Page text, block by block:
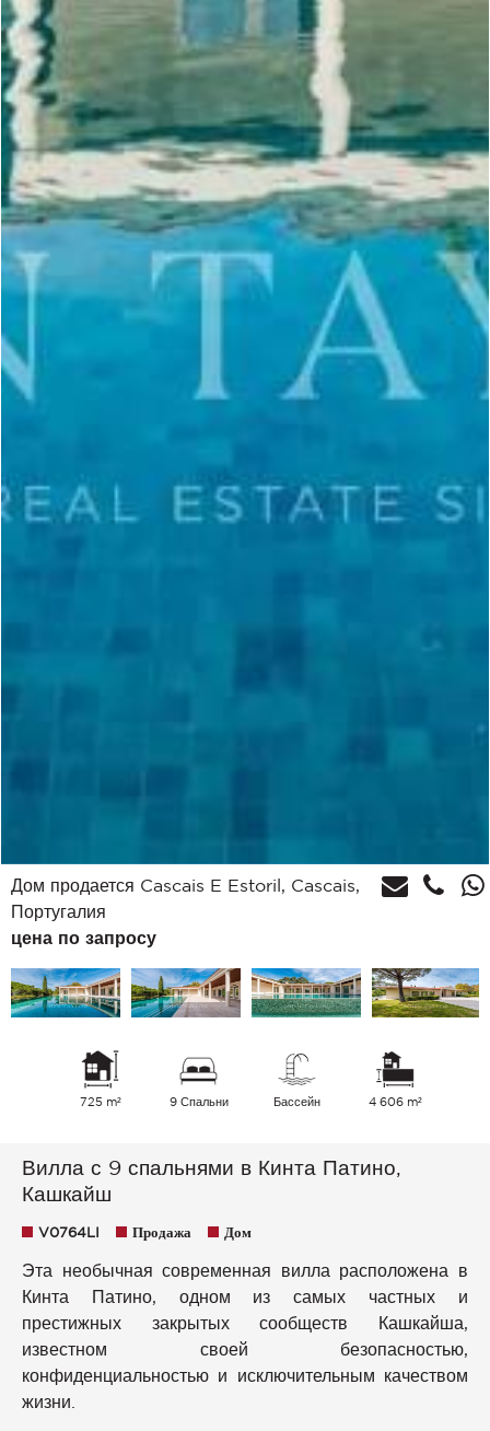
Дом продается Cascais E Estoril, Cascais,
Португалия
цена по запросу
725 m² 9 Спальни Бассейн 4 606 m²
Вилла с 9 спальнями в Кинта Патино,
Кашкайш
V0764LI Продажа Дом
Эта необычная современная вилла расположена в
Кинта Патино, одном из самых частных и
престижных закрытых сообществ Кашкайша,
известном своей безопасностью,
конфиденциальностью и исключительным качеством
жизни.